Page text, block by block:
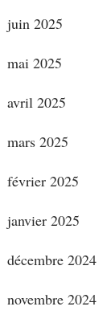
juin 2025
mai 2025
avril 2025
mars 2025
février 2025
janvier 2025
décembre 2024
novembre 2024